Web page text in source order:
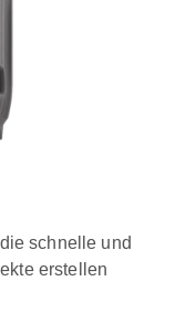
schnelle und
erstellen